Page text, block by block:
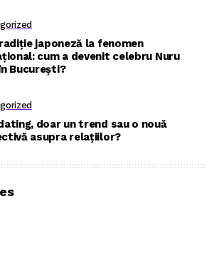
japoneză la fenomen
cum a devenit celebru Nuru
București?
doar un trend sau o nouă
asupra relațiilor?